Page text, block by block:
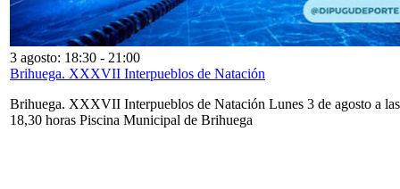
3 agosto: 18:30 - 21:00
Brihuega. XXXVII Interpueblos de Natación
Brihuega. XXXVII Interpueblos de Natación Lunes 3 de agosto a las
18,30 horas Piscina Municipal de Brihuega